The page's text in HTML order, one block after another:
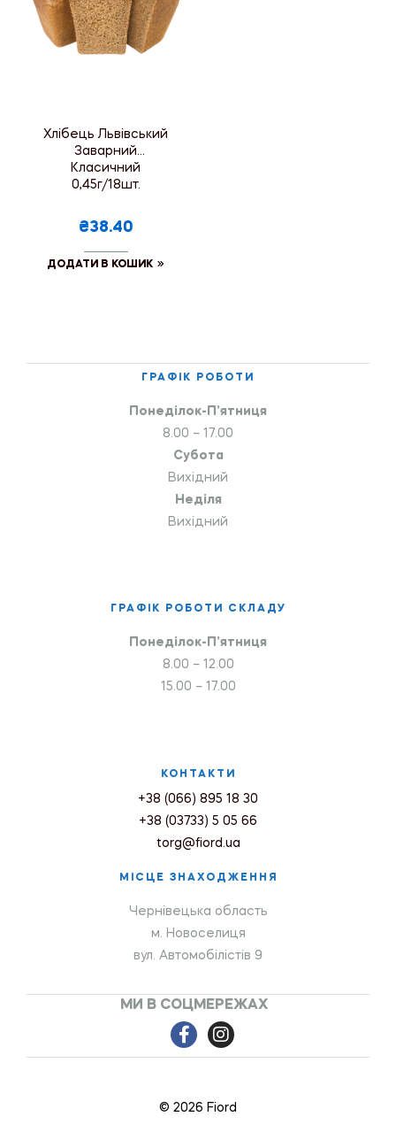
Хлібець Львівський
Заварний
Класичний
0,45г/18шт.
₴38.40
ДОДАТИ В КОШИК
ГРАФІК РОБОТИ
Понеділок-П’ятниця
8.00 – 17.00
Субота
Вихідний
Неділя
Вихідний
ГРАФІК РОБОТИ СКЛАДУ
Понеділок-П’ятниця
8.00 – 12.00
15.00 – 17.00
КОНТАКТИ
+38 (066) 895 18 30
+38 (03733) 5 05 66
torg@fiord.ua
МІСЦЕ ЗНАХОДЖЕННЯ
Чернівецька область
м. Новоселиця
вул. Автомобілістів 9
МИ В СОЦМЕРЕЖАХ
© 2026 Fiord